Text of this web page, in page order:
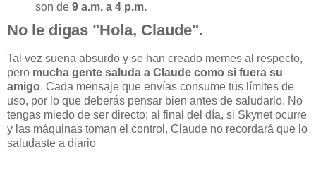
son de 9 a.m. a 4 p.m.
No le digas "Hola, Claude".
Tal vez suena absurdo y se han creado memes al respecto,
pero mucha gente saluda a Claude como si fuera su
amigo. Cada mensaje que envías consume tus límites de
uso, por lo que deberás pensar bien antes de saludarlo. No
tengas miedo de ser directo; al final del día, si Skynet ocurre
y las máquinas toman el control, Claude no recordará que lo
saludaste a diario